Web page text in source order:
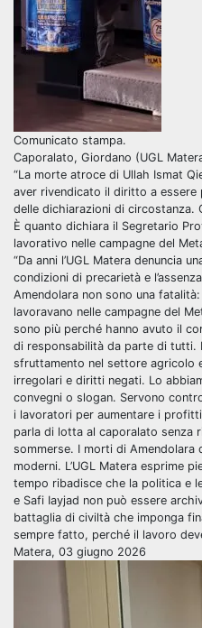
Comunicato stampa.
Caporalato, Giordano (UGL
“La morte atroce di Ullah Ismat
aver rivendicato il diritto a
delle dichiarazioni di circostanza.
È quanto dichiara il Segretario
lavorativo nelle campagne del
“Da anni l’UGL Matera denuncia
condizioni di precarietà e
Amendolara non sono una
lavoravano nelle campagne del
sono più perché hanno avuto il
di responsabilità da parte di tutti.
sfruttamento nel settore agricolo
irregolari e diritti negati. Lo
convegni o slogan. Servono
i lavoratori per aumentare i
parla di lotta al caporalato senza
sommerse. I morti di
moderni. L’UGL Matera esprime
tempo ribadisce che la politica e
e Safi Iayjad non può essere
battaglia di civiltà che imponga
sempre fatto, perché il lavoro
Matera, 03 giugno 2026